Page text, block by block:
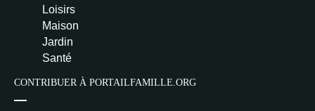
Loisirs
Maison
Jardin
Santé
CONTRIBUER À PORTAILFAMILLE.ORG